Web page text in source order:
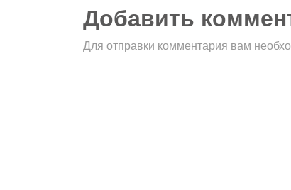
Добавить
Для отправки комментария вам